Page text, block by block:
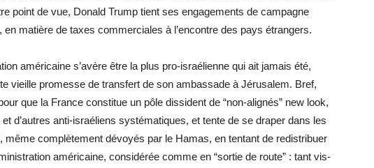
point de vue, Donald Trump tient ses engagements de campagne
matière de taxes commerciales à l’encontre des pays étrangers.
américaine s’avère être la plus pro-israélienne qui ait jamais été,
vieille promesse de transfert de son ambassade à Jérusalem. Bref,
que la France constitue un pôle dissident de “non-alignés” new look,
d’autres anti-israéliens systématiques, et tente de se draper dans les
même complètement dévoyés par le Hamas, en tentant de redistribuer
américaine, considérée comme en “sortie de route” : tant vis-